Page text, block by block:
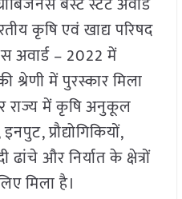
कृषि एवं खाद्य परिषद
अवार्ड – 2022 में
श्रेणी में पुरस्कार मिला
राज्य में कृषि अनुकूल
प्रौद्योगिकियों,
और निर्यात के क्षेत्रों
मिला है।